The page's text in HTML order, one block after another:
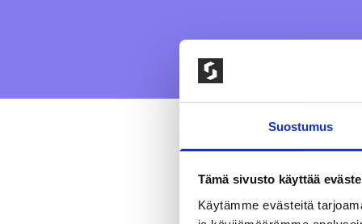
Suostumus
Tämä sivusto käyttää
Käytämme evästeitä
Esse IK –